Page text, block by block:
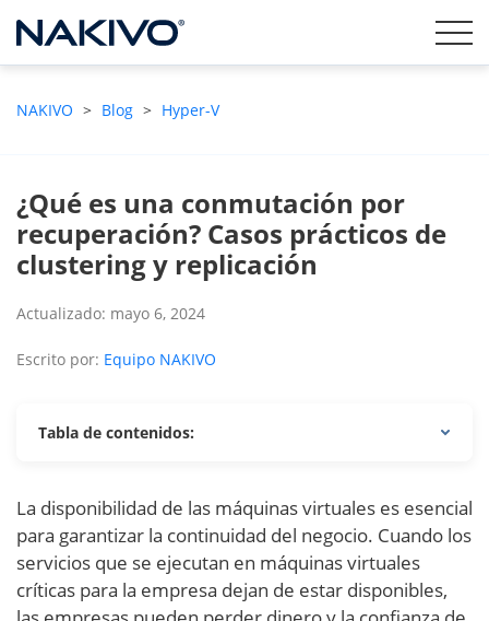
NAKIVO > Blog > Hyper-V
¿Qué es una conmutación por
recuperación? Casos prácticos de
clustering y replicación
Actualizado: mayo 6, 2024
Escrito por: Equipo NAKIVO
Tabla de contenidos:
La disponibilidad de las máquinas virtuales es esencial
para garantizar la continuidad del negocio. Cuando los
servicios que se ejecutan en máquinas virtuales
críticas para la empresa dejan de estar disponibles,